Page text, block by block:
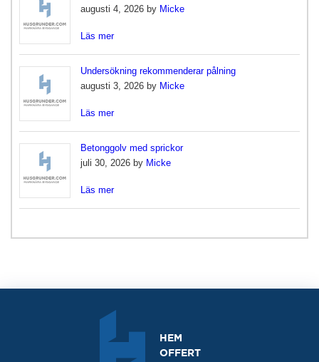
augusti 4, 2026 by Micke
Läs mer
Undersökning rekommenderar pålning
augusti 3, 2026 by Micke
Läs mer
Betonggolv med sprickor
juli 30, 2026 by Micke
Läs mer
HEM
OFFERT